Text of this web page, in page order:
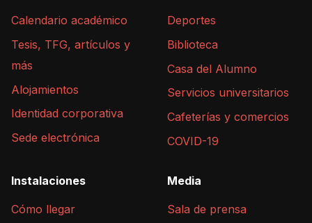
Calendario académico
Tesis, TFG, artículos y
más
Alojamientos
Identidad corporativa
Sede electrónica
Deportes
Biblioteca
Casa del Alumno
Servicios universitarios
Cafeterías y comercios
COVID-19
Instalaciones
Cómo llegar
Media
Sala de prensa